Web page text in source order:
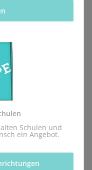
werden direkt an
-Staatlich
zum
des
in Kooperation
insbesondere
Keller-
Christian Heinz,
Schulen und
ein Angebot.